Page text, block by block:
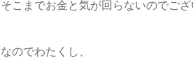
そこまでお金と気が回らないのでござ
なのでわたくし、